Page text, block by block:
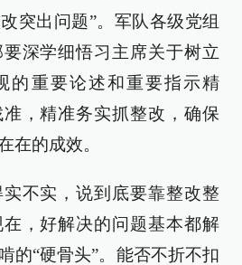
突出问题”。军队各级党组
深学细悟习主席关于树立
的重要论述和重要指示精
，精准务实抓整改，确保
在的成效。
不实，说到底要靠整改整
，好解决的问题基本都解
的“硬骨头”。能否不折不扣